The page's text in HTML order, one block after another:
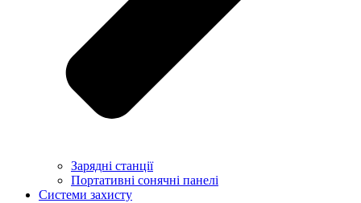
Зарядні станції
Портативні сонячні панелі
Системи захисту